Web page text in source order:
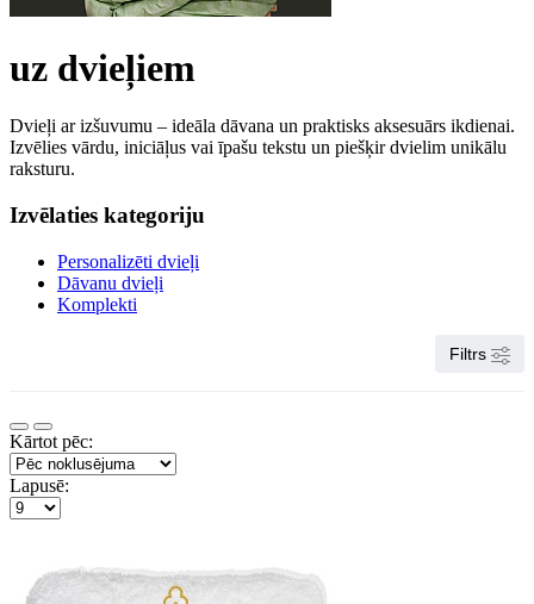
uz dvieļiem
Dvieļi ar izšuvumu – ideāla dāvana un praktisks aksesuārs ikdienai.
Izvēlies vārdu, iniciāļus vai īpašu tekstu un piešķir dvielim unikālu
raksturu.
Izvēlaties kategoriju
Personalizēti dvieļi
Dāvanu dvieļi
Komplekti
Filtrs
Kārtot pēc:
Lapusē: